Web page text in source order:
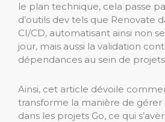
le plan technique, cela passe
d’outils dev tels que Renovate
CI/CD, automatisant ainsi non
jour, mais aussi la validation
dépendances au sein de
Ainsi, cet article dévoile
transforme la manière de
dans les projets Go, ce qui